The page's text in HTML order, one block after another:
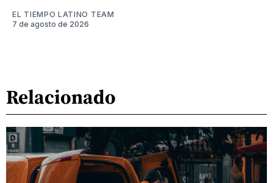
EL TIEMPO LATINO TEAM
7 de agosto de 2026
Relacionado